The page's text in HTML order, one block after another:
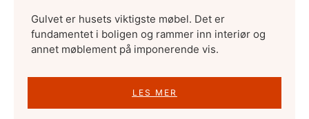
Gulvet er husets viktigste møbel. Det er
fundamentet i boligen og rammer inn interiør og
annet møblement på imponerende vis.
LES MER